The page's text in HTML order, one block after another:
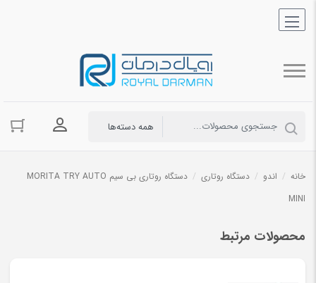
ورود به
خانه / اندو / دستگاه روتاری /
دستگاه روتاری بی سیم MORITA TRY AUTO
MINI
محصولات مرتبط